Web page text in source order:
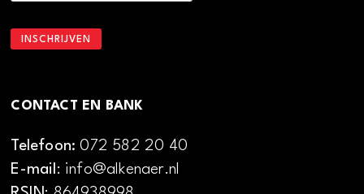
CONTACT EN BANK
Telefoon:072 582 20 40
E-mail: info@alkenaer.nl